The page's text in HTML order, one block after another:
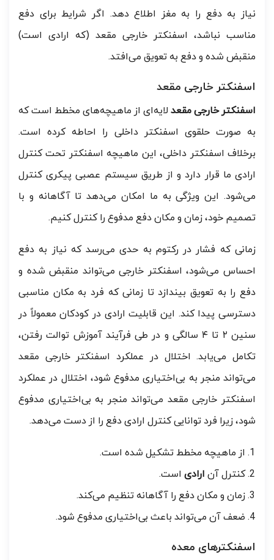
نیاز به دفع را به مغز اطلاع دهد. اگر شرایط برای دفع
مناسب نباشد، اسفنکتر خارجی مقعد (که ارادی است)
منقبض شده و دفع به تعویق می‌افتد.
اسفنکتر خارجی مقعد
اسفنکتر خارجی مقعد لایه‌ای از ماهیچه‌های مخطط است که
به صورت حلقوی اسفنکتر داخلی را احاطه کرده است.
برخلاف اسفنکتر داخلی، این ماهیچه اسفنکتر تحت کنترل
ارادی ما قرار دارد و از طریق سیستم عصبی پیکری کنترل
می‌شود. این ویژگی به ما امکان می‌دهد تا آگاهانه و با
تصمیم خود، زمان و مکان دفع مدفوع را کنترل کنیم.
زمانی که فشار در رکتوم به حدی می‌رسد که نیاز به دفع
احساس می‌شود، اسفنکتر خارجی می‌تواند منقبض شده و
دفع را به تعویق بیندازد تا زمانی که فرد به مکان مناسبی
دسترسی پیدا کند. این قابلیت ارادی در کودکان معمولاً در
سنین ۲ تا ۴ سالگی و در طی فرآیند آموزش توالت رفتن،
تکامل می‌یابد. اختلال در عملکرد اسفنکتر خارجی مقعد
می‌تواند منجر به بی‌اختیاری مدفوع شود، اختلال در عملکرد
اسفنکتر خارجی مقعد می‌تواند منجر به بی‌اختیاری مدفوع
شود، زیرا فرد توانایی کنترل ارادی دفع را از دست می‌دهد.
از ماهیچه مخطط تشکیل شده است.
کنترل آن ارادی است.
زمان و مکان دفع را آگاهانه تنظیم می‌کند.
ضعف آن می‌تواند باعث بی‌اختیاری مدفوع شود.
اسفنکترهای معده